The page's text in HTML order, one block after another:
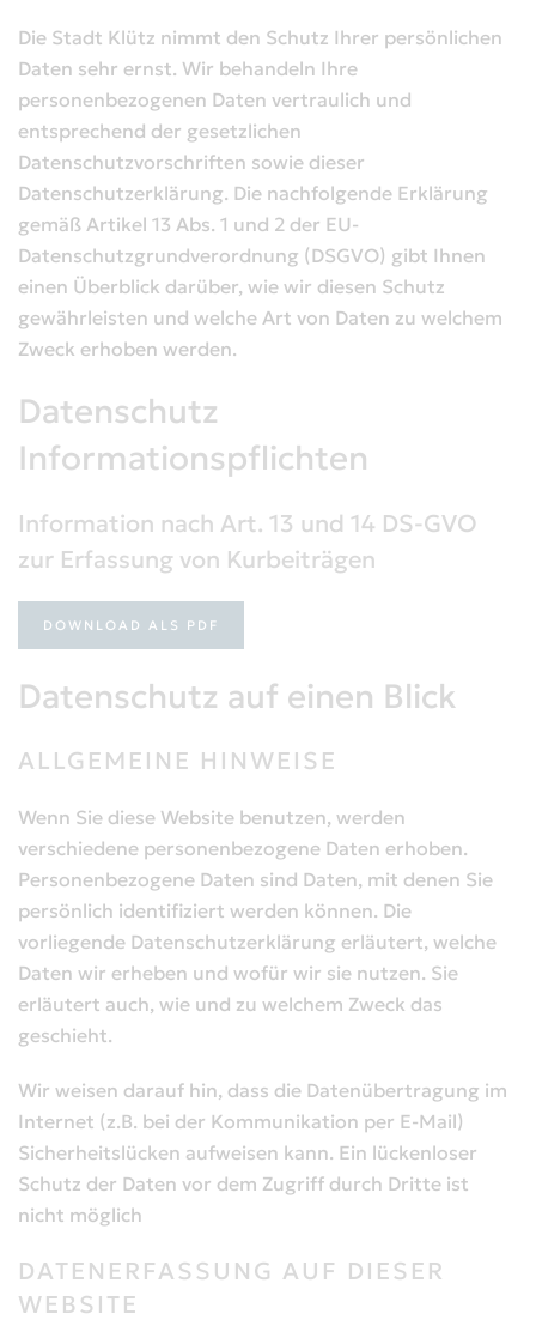
Die Stadt Klütz nimmt den Schutz Ihrer persönlichen
Daten sehr ernst. Wir behandeln Ihre
personenbezogenen Daten vertraulich und
entsprechend der gesetzlichen
Datenschutzvorschriften sowie dieser
Datenschutzerklärung. Die nachfolgende Erklärung
gemäß Artikel 13 Abs. 1 und 2 der EU-
Datenschutzgrundverordnung (DSGVO) gibt Ihnen
einen Überblick darüber, wie wir diesen Schutz
gewährleisten und welche Art von Daten zu welchem
Zweck erhoben werden.
Datenschutz
Informationspflichten
Information nach Art. 13 und 14 DS-GVO
zur Erfassung von Kurbeiträgen
DOWNLOAD ALS PDF
Datenschutz auf einen Blick
ALLGEMEINE HINWEISE
Wenn Sie diese Website benutzen, werden
verschiedene personenbezogene Daten erhoben.
Personenbezogene Daten sind Daten, mit denen Sie
persönlich identifiziert werden können. Die
vorliegende Datenschutzerklärung erläutert, welche
Daten wir erheben und wofür wir sie nutzen. Sie
erläutert auch, wie und zu welchem Zweck das
geschieht.
Wir weisen darauf hin, dass die Datenübertragung im
Internet (z.B. bei der Kommunikation per E-Mail)
Sicherheitslücken aufweisen kann. Ein lückenloser
Schutz der Daten vor dem Zugriff durch Dritte ist
nicht möglich
DATENERFASSUNG AUF DIESER
WEBSITE